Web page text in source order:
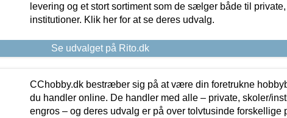
levering og et stort sortiment som de sælger både til
institutioner. Klik her for at se deres udvalg.
Se udvalget på Rito.dk
CChobby.dk bestræber sig på at være din foretrukne
du handler online. De handler med alle – private, skoler/
engros – og deres udvalg er på over tolvtusinde forskellige